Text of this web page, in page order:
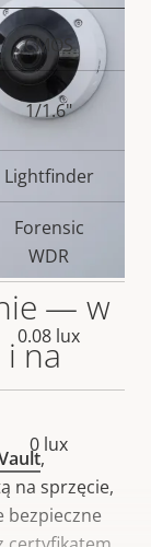
— w
na
,
na sprzęcie,
bezpieczne
CMOS
1/1.6"
Lightfinder
Forensic
WDR
0.08 lux
0 lux